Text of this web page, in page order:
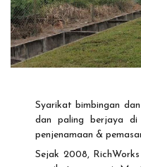
Syarikat bimbingan
dan paling berjaya di
penjenamaan &
Sejak 2008,